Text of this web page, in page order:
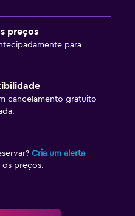
preços
para
cancelamento gratuito
Cria um alerta
os preços.